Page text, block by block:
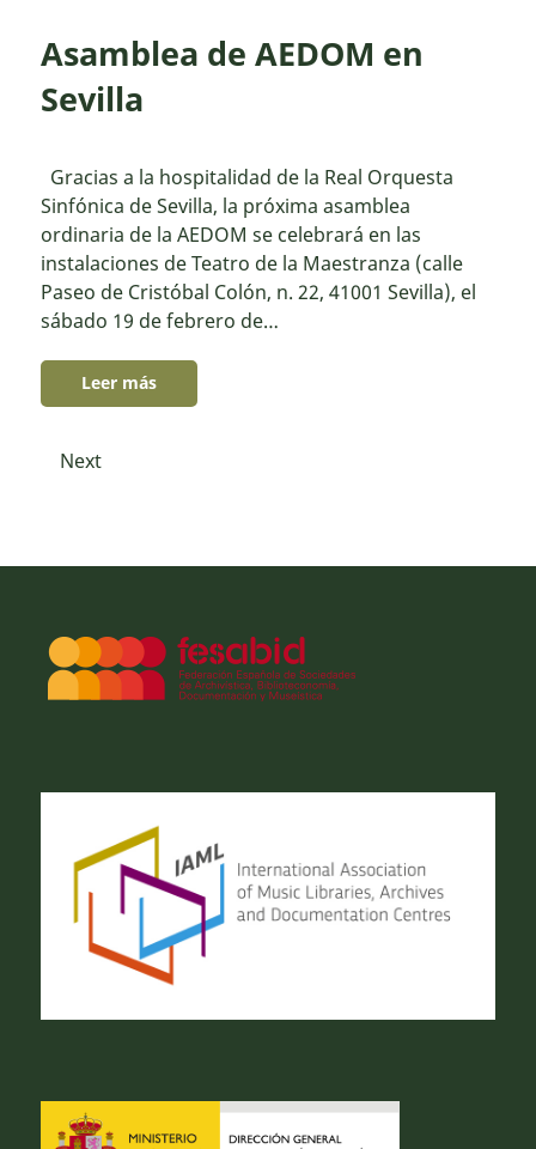
Asamblea de AEDOM en
Sevilla
Gracias a la hospitalidad de la Real Orquesta
Sinfónica de Sevilla, la próxima asamblea
ordinaria de la AEDOM se celebrará en las
instalaciones de Teatro de la Maestranza (calle
Paseo de Cristóbal Colón, n. 22, 41001 Sevilla), el
sábado 19 de febrero de…
Leer más
Next